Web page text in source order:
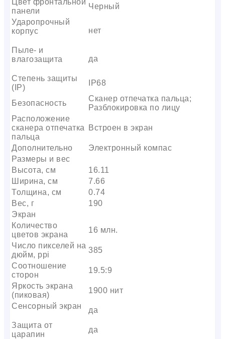
Цвет фронтальной
панели
Черный
Ударопрочный
корпус
нет
Пыле- и
влагозащита
да
Степень защиты
(IP)
IP68
Безопасность
Сканер отпечатка пальца;
Разблокировка по лицу
Расположение
сканера отпечатка
пальца
Встроен в экран
Дополнительно
Электронный компас
Размеры и вес
Высота, см
16.11
Ширина, см
7.66
Толщина, см
0.74
Вес, г
190
Экран
Количество
цветов экрана
16 млн.
Число пикселей на
дюйм, ppi
385
Соотношение
сторон
19.5:9
Яркость экрана
(пиковая)
1900 нит
Сенсорный экран
да
Защита от
царапин
да